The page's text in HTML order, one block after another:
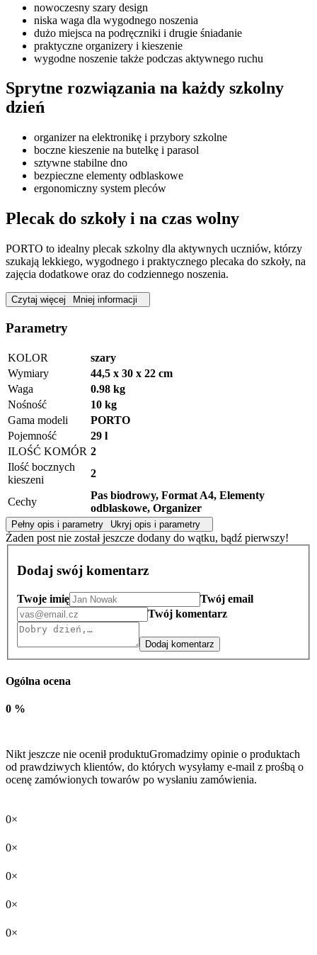
nowoczesny szary design
niska waga dla wygodnego noszenia
dużo miejsca na podręczniki i drugie śniadanie
praktyczne organizery i kieszenie
wygodne noszenie także podczas aktywnego ruchu
Sprytne rozwiązania na każdy szkolny
dzień
organizer na elektronikę i przybory szkolne
boczne kieszenie na butelkę i parasol
sztywne stabilne dno
bezpieczne elementy odblaskowe
ergonomiczny system pleców
Plecak do szkoły i na czas wolny
PORTO to idealny plecak szkolny dla aktywnych uczniów, którzy
szukają lekkiego, wygodnego i praktycznego plecaka do szkoły, na
zajęcia dodatkowe oraz do codziennego noszenia.
Czytaj więcej Mniej informacji
Parametry
KOLOR
szary
Wymiary
44,5 x 30 x 22 cm
Waga
0.98 kg
Nośność
10 kg
Gama modeli
PORTO
Pojemność
29 l
ILOŚĆ KOMÓR 2
Ilość bocznych
kieszeni
2
Cechy
Pas biodrowy, Format A4, Elementy
odblaskowe, Organizer
Pełny opis i parametry Ukryj opis i parametry
Żaden post nie został jeszcze dodany do wątku, bądź pierwszy!
Dodaj swój komentarz
Twoje imię
Twój email
Twój komentarz
Dodaj komentarz
Ogólna ocena
0 %
Nikt jeszcze nie ocenił produktuGromadzimy opinie o produktach
od prawdziwych klientów, do których wysyłamy e-mail z prośbą o
ocenę zamówionych towarów po wysłaniu zamówienia.
0×
0×
0×
0×
0×